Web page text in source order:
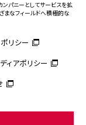
ンパニーとしてサービスを拡
まなフィールドへ積極的な
リシー
ィアポリシー